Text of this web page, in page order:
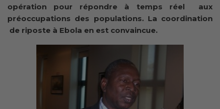
opération pour répondre à temps réel aux
préoccupations des populations. La coordination
de riposte à Ebola en est convaincue.